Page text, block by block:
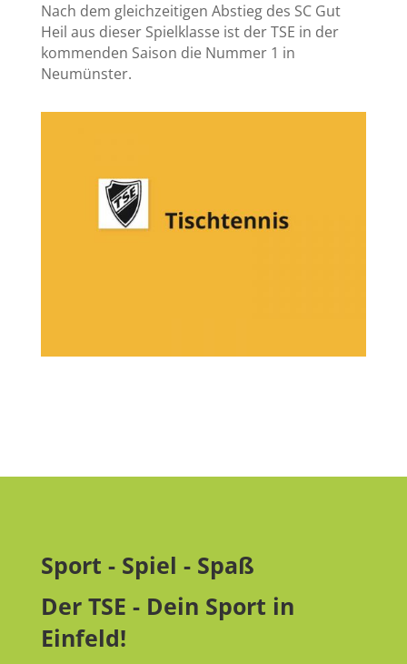
Nach dem gleichzeitigen Abstieg des SC Gut
Heil aus dieser Spielklasse ist der TSE in der
kommenden Saison die Nummer 1 in
Neumünster.
Sport - Spiel - Spaß
Der TSE - Dein Sport in
Einfeld!